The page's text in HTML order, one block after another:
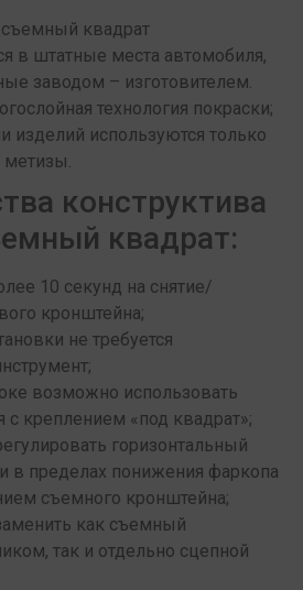
квадрат
в штатные места автомобиля,
заводом – изготовителем.
технология покраски;
изделий используются только
конструктива
квадрат:
10 секунд на снятие/
кронштейна;
не требуется
возможно использовать
с креплением «под квадрат»;
горизонтальный
в пределах понижения фаркопа
съемного кронштейна;
как съемный
так и отдельно сцепной